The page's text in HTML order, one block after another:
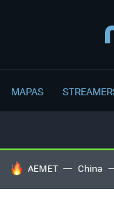
MAPAS
HOY SE HABLA DE
AEMET China